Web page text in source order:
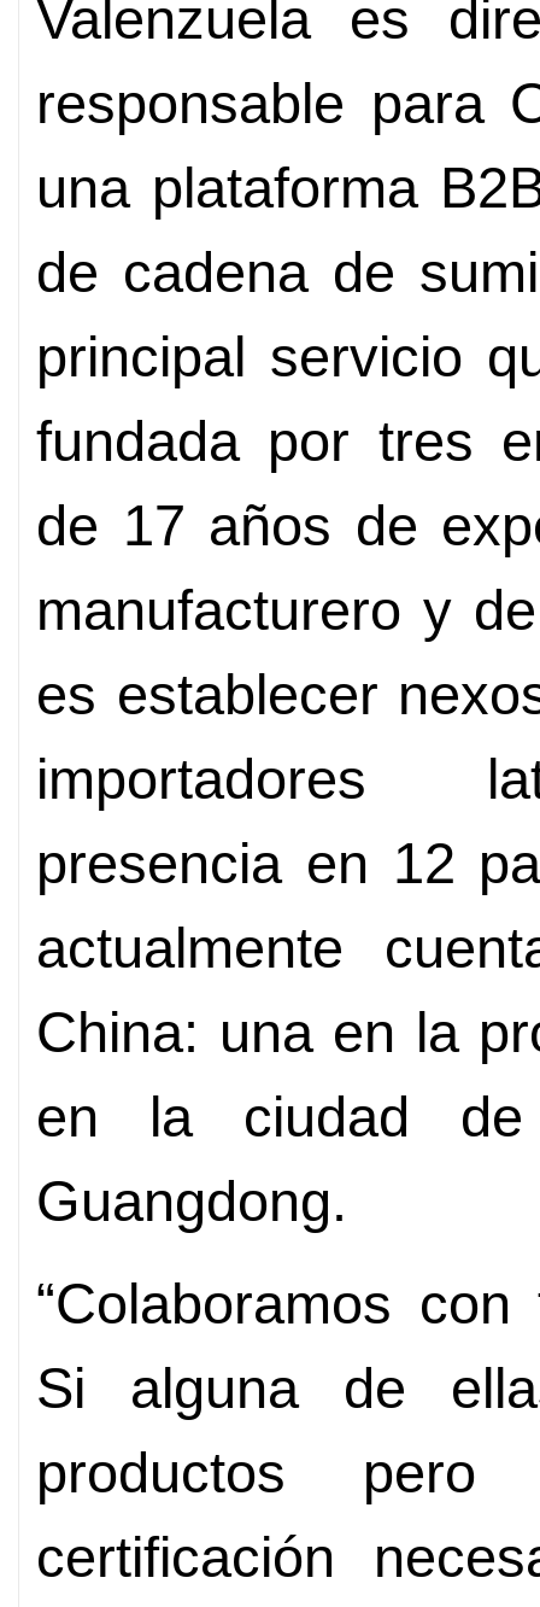
Valenzuela es
responsable para
una plataforma
de cadena de
principal servicio
fundada por tres
de 17 años de
manufacturero y
es establecer
importadores
presencia en 12
actualmente
China: una en la
en la ciudad de
Guangdong.
“Colaboramos
Si alguna de
productos
certificación